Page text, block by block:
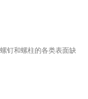
钉和螺柱的各类表面缺